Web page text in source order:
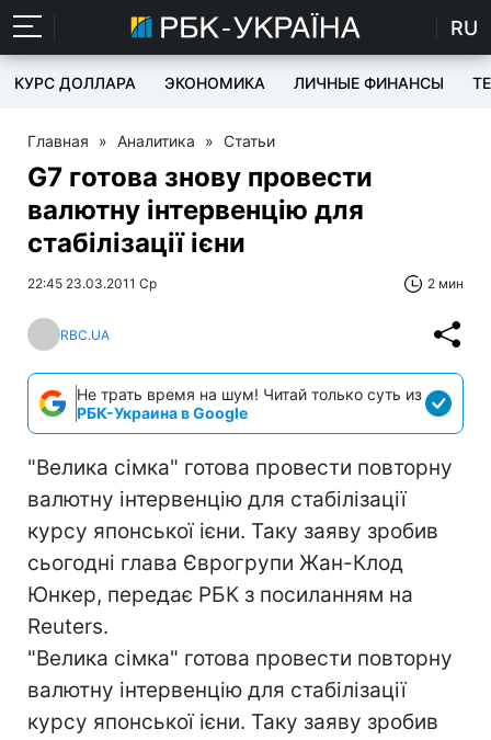
RU
КУРС ДОЛЛАРА ЭКОНОМИКА ЛИЧНЫЕ ФИНАНСЫ
Главная » Аналитика » Статьи
G7 готова знову провести
валютну інтервенцію для
стабілізації ієни
22:45 23.03.2011 Ср 2 мин
RBC.UA
Не трать время на шум! Читай только суть из
РБК-Украина в Google
"Велика сімка" готова провести повторну
валютну інтервенцію для стабілізації
курсу японської ієни. Таку заяву зробив
сьогодні глава Єврогрупи Жан-Клод
Юнкер, передає РБК з посиланням на
Reuters.
"Велика сімка" готова провести повторну
валютну інтервенцію для стабілізації
курсу японської ієни. Таку заяву зробив